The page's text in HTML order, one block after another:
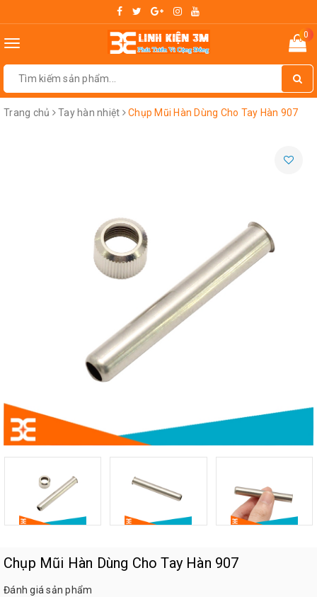
Toggle
0
Trang chủ Tay hàn nhiệt Chụp Mũi Hàn Dùng Cho Tay Hàn 907
Chụp Mũi Hàn Dùng Cho Tay Hàn 907
Đánh giá sản phẩm